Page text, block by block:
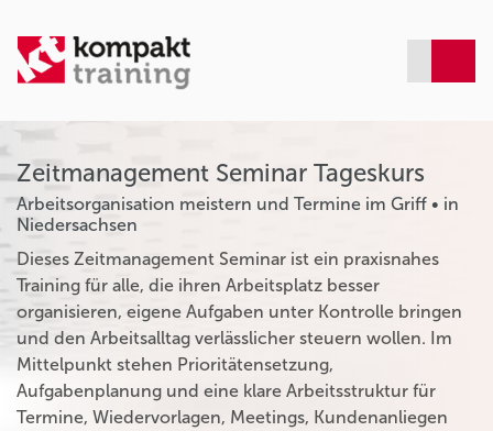
Zeitmanagement Seminar Tageskurs
Arbeitsorganisation meistern und Termine im Griff • in
Niedersachsen
Dieses Zeitmanagement Seminar ist ein praxisnahes
Training für alle, die ihren Arbeitsplatz besser
organisieren, eigene Aufgaben unter Kontrolle bringen
und den Arbeitsalltag verlässlicher steuern wollen. Im
Mittelpunkt stehen Prioritätensetzung,
Aufgabenplanung und eine klare Arbeitsstruktur für
Termine, Wiedervorlagen, Meetings, Kundenanliegen